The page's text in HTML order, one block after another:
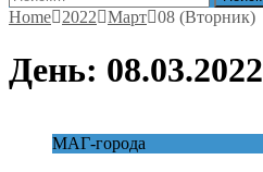
Home
2022 Март 08 (Вторник)
День: 08.03.2022
МАГ-города